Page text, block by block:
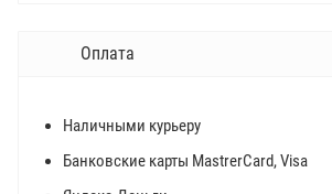
Оплата
Наличными курьеру
Банковские карты MastrerCard, Visa